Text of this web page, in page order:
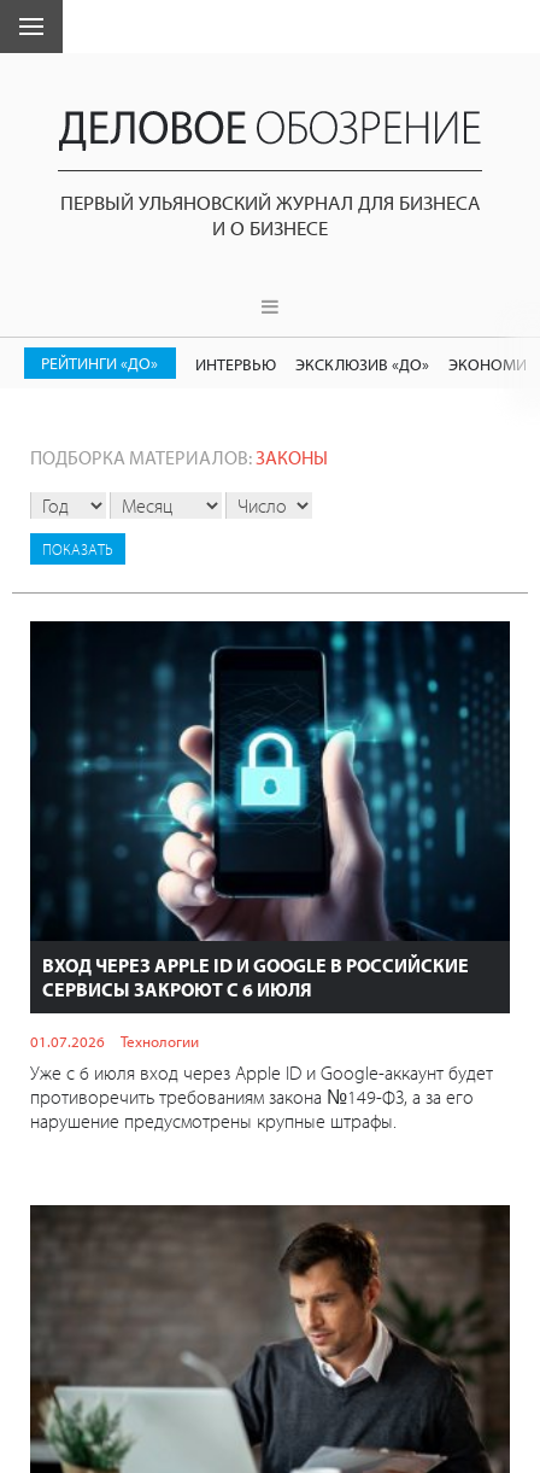
ПЕРВЫЙ УЛЬЯНОВСКИЙ ЖУРНАЛ ДЛЯ БИЗНЕСА
И О БИЗНЕСЕ
РЕЙТИНГИ «ДО» ИНТЕРВЬЮ ЭКСКЛЮЗИВ «ДО»
ПОДБОРКА МАТЕРИАЛОВ:ЗАКОНЫ
ВХОД ЧЕРЕЗ APPLE ID И GOOGLE В РОССИЙСКИЕ
СЕРВИСЫ ЗАКРОЮТ С 6 ИЮЛЯ
01.07.2026 Технологии
Уже с 6 июля вход через Apple ID и Google-аккаунт будет
противоречить требованиям закона №149-ФЗ, а за его
нарушение предусмотрены крупные штрафы.